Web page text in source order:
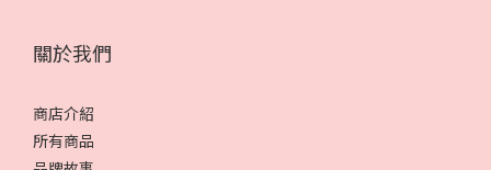
關於我們
商店介紹
所有商品